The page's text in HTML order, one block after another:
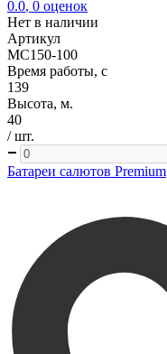
0.0, 0 оценок
Нет в наличии
Артикул
MC150-100
Время работы, с
139
Высота, м.
40
/ шт.
Батареи салютов Premium